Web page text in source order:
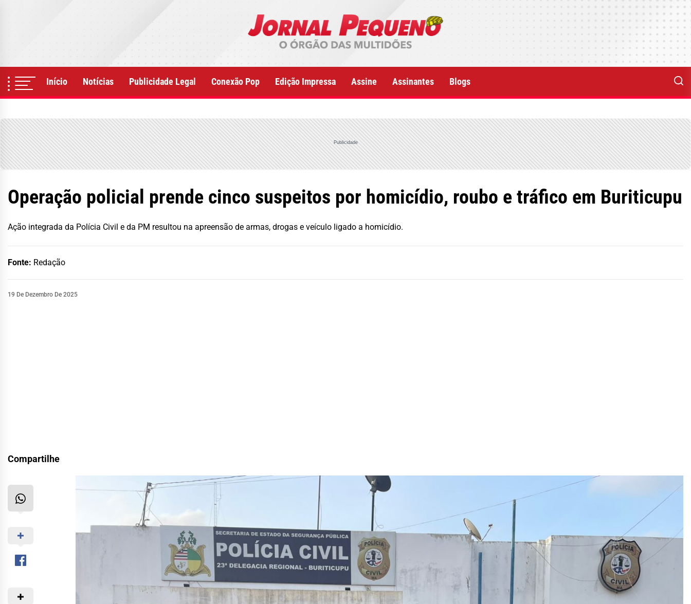
Início Notícias Publicidade Legal Conexão Pop Edição Impressa Assine Assinantes Blogs
Publicidade
Operação policial prende cinco suspeitos por homicídio, roubo e tráfico em Buriticupu
Ação integrada da Polícia Civil e da PM resultou na apreensão de armas, drogas e veículo ligado a homicídio.
Fonte: Redação
19 De Dezembro De 2025
Compartilhe